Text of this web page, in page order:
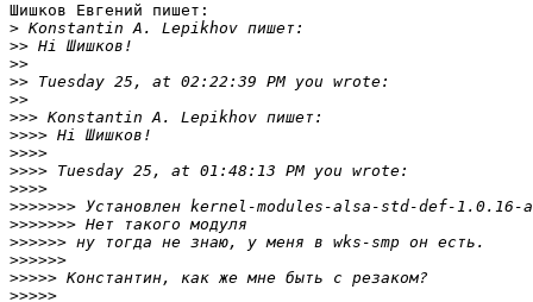
Шишков Евгений пишет:
>
>>
>>
>>
>>
>>>
>>>>
>>>>
>>>>
>>>>
>>>>>>>
>>>>>>>
>>>>>>
>>>>>>
>>>>>
>>>>>